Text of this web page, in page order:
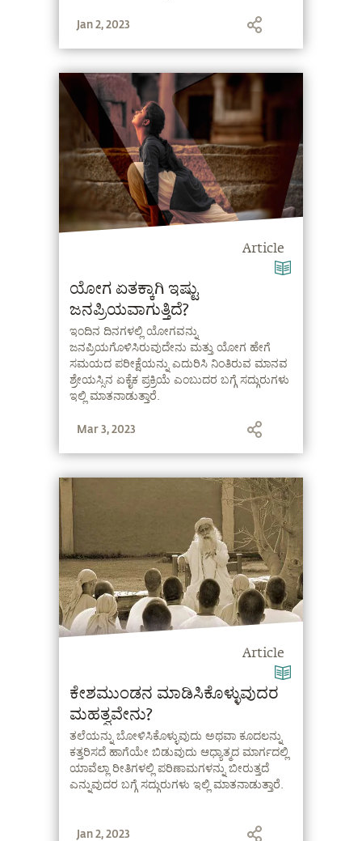
Jan 2, 2023
Article
ಯೋಗ ಏತಕ್ಕಾಗಿ ಇಷ್ಟು
ಜನಪ್ರಿಯವಾಗುತ್ತಿದೆ?
ಇಂದಿನ ದಿನಗಳಲ್ಲಿ ಯೋಗವನ್ನು
ಜನಪ್ರಿಯಗೊಳಿಸಿರುವುದೇನು ಮತ್ತು ಯೋಗ ಹೇಗೆ
ಸಮಯದ ಪರೀಕ್ಷೆಯನ್ನು ಎದುರಿಸಿ ನಿಂತಿರುವ ಮಾನವ
ಶ್ರೇಯಸ್ಸಿನ ಏಕೈಕ ಪ್ರಕ್ರಿಯೆ ಎಂಬುದರ ಬಗ್ಗೆ ಸದ್ಗುರುಗಳು
ಇಲ್ಲಿ ಮಾತನಾಡುತ್ತಾರೆ.
Mar 3, 2023
Article
ಕೇಶಮುಂಡನ ಮಾಡಿಸಿಕೊಳ್ಳುವುದರ
ಮಹತ್ವವೇನು?
ತಲೆಯನ್ನು ಬೋಳಿಸಿಕೊಳ್ಳುವುದು ಅಥವಾ ಕೂದಲನ್ನು
ಕತ್ತರಿಸದೆ ಹಾಗೆಯೇ ಬಿಡುವುದು ಆಧ್ಯಾತ್ಮದ ಮಾರ್ಗದಲ್ಲಿ
ಯಾವೆಲ್ಲಾ ರೀತಿಗಳಲ್ಲಿ ಪರಿಣಾಮಗಳನ್ನು ಬೀರುತ್ತದೆ
ಎನ್ನುವುದರ ಬಗ್ಗೆ ಸದ್ಗುರುಗಳು ಇಲ್ಲಿ ಮಾತನಾಡುತ್ತಾರೆ.
Jan 2, 2023